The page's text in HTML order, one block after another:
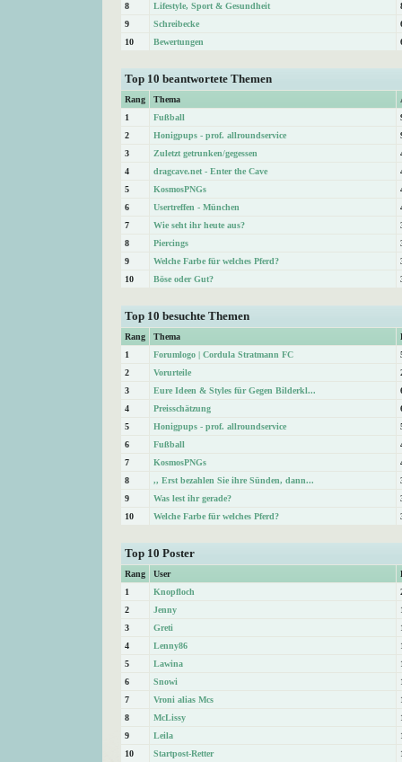
8
Lifestyle, Sport & Gesundheit
9
Schreibecke
10
Bewertungen
Top 10 beantwortete Themen
Rang Thema
1
Fußball
2
Honigpups - prof. allroundservice
3
Zuletzt getrunken/gegessen
4
dragcave.net - Enter the Cave
5
KosmosPNGs
6
Usertreffen - München
7
Wie seht ihr heute aus?
8
Piercings
9
Welche Farbe für welches Pferd?
10
Böse oder Gut?
Top 10 besuchte Themen
Rang Thema
1
Forumlogo | Cordula Stratmann FC
2
Vorurteile
3
Eure Ideen & Styles für Gegen Bilderkl...
4
Preisschätzung
5
Honigpups - prof. allroundservice
6
Fußball
7
KosmosPNGs
8
,, Erst bezahlen Sie ihre Sünden, dann...
9
Was lest ihr gerade?
10
Welche Farbe für welches Pferd?
Top 10 Poster
Rang User
1
Knopfloch
2
Jenny
3
Greti
4
Lenny86
5
Lawina
6
Snowi
7
Vroni alias Mcs
8
McLissy
9
Leila
10
Startpost-Retter